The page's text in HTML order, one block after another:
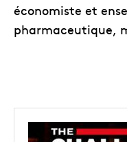
économiste et
pharmaceutique,